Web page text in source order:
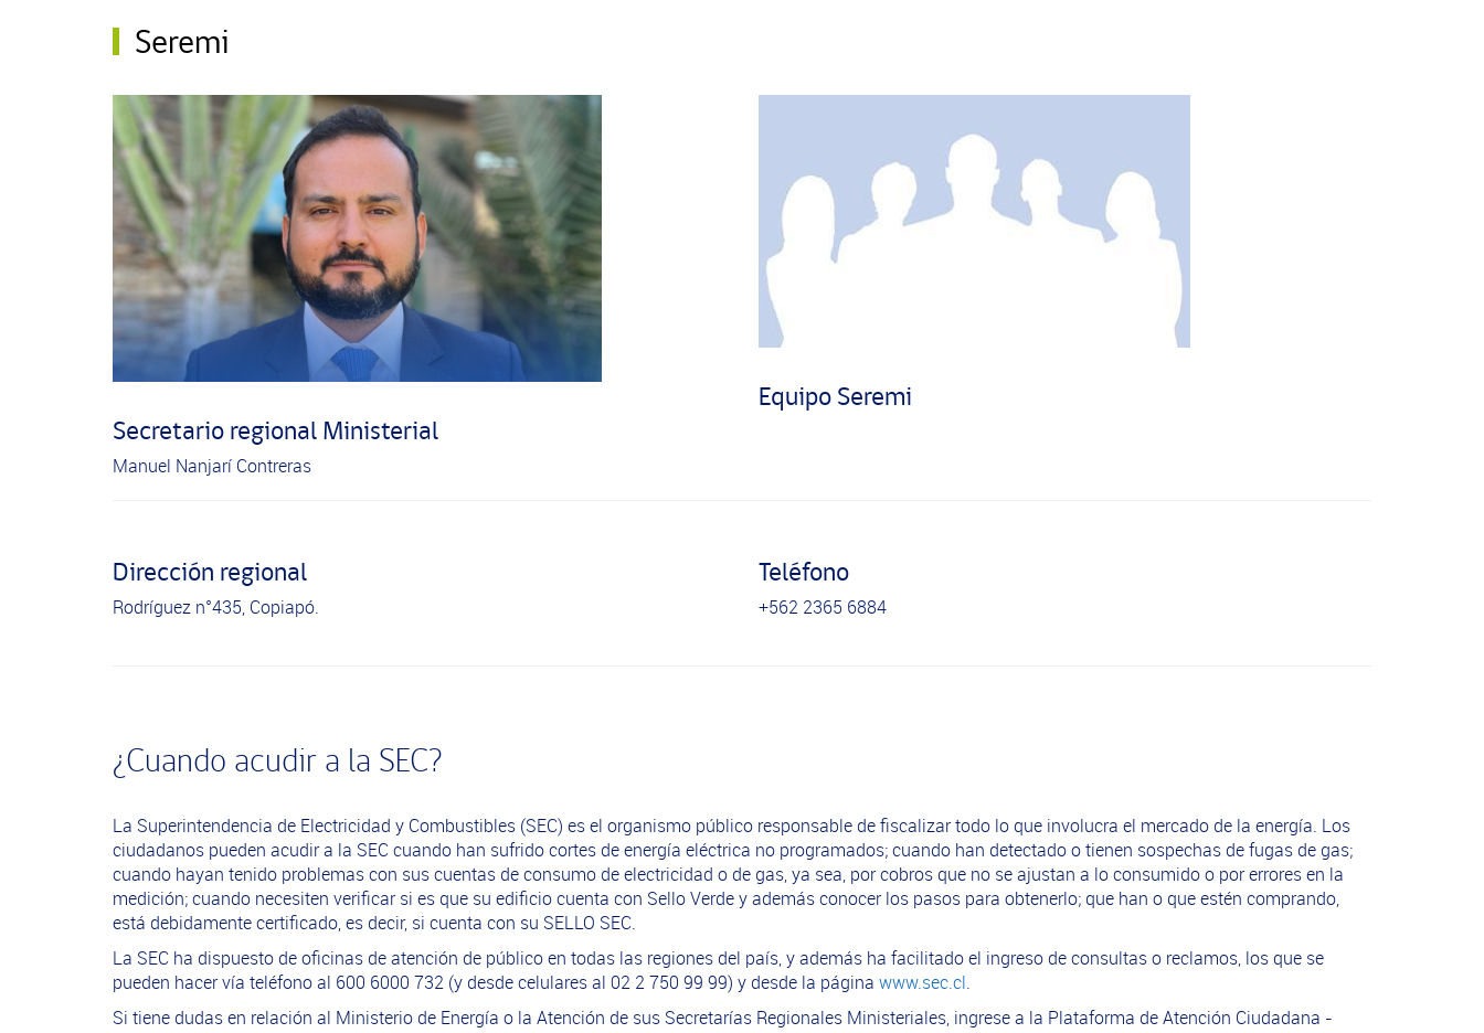
Seremi
Secretario regional Ministerial
Manuel Nanjarí Contreras
Equipo Seremi
Dirección regional
Rodríguez n°435, Copiapó.
Teléfono
+562 2365 6884
¿Cuando acudir a la SEC?
La Superintendencia de Electricidad y Combustibles (SEC) es el organismo público responsable de fiscalizar todo lo que involucra el mercado de la energía. Los
ciudadanos pueden acudir a la SEC cuando han sufrido cortes de energía eléctrica no programados; cuando han detectado o tienen sospechas de fugas de gas;
cuando hayan tenido problemas con sus cuentas de consumo de electricidad o de gas, ya sea, por cobros que no se ajustan a lo consumido o por errores en la
medición; cuando necesiten verificar si es que su edificio cuenta con Sello Verde y además conocer los pasos para obtenerlo; que han o que estén comprando,
está debidamente certificado, es decir, si cuenta con su SELLO SEC.
La SEC ha dispuesto de oficinas de atención de público en todas las regiones del país, y además ha facilitado el ingreso de consultas o reclamos, los que se
pueden hacer vía teléfono al 600 6000 732 (y desde celulares al 02 2 750 99 99) y desde la página www.sec.cl.
Si tiene dudas en relación al Ministerio de Energía o la Atención de sus Secretarías Regionales Ministeriales, ingrese a la Plataforma de Atención Ciudadana -